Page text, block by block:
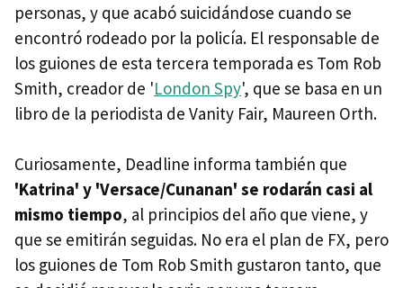
personas, y que acabó suicidándose cuando se
encontró rodeado por la policía. El responsable de
los guiones de esta tercera temporada es Tom Rob
Smith, creador de 'London Spy', que se basa en un
libro de la periodista de Vanity Fair, Maureen Orth.
Curiosamente, Deadline informa también que
'Katrina' y 'Versace/Cunanan' se rodarán casi al
mismo tiempo, al principios del año que viene, y
que se emitirán seguidas. No era el plan de FX, pero
los guiones de Tom Rob Smith gustaron tanto, que